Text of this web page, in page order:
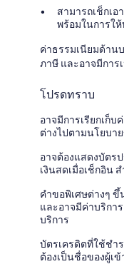
สามารถเช็กเ
พร้อมในการให้
ค่าธรรมเนียมด้าน
ภาษี และอาจมีการ
โปรดทราบ
อาจมีการเรียกเก็
ต่างไปตามนโยบา
อาจต้องแสดงบัตร
เงินสดเมื่อเช็กอิน
คำขอพิเศษต่างๆ ขึ้
และอาจมีค่าบริกา
บริการ
บัตรเครดิตที่ใช้ชำ
ต้องเป็นชื่อของผู้เ